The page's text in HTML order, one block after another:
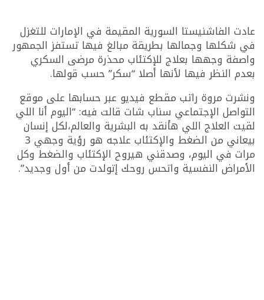
عادت الفاشنيستا السورية المقيمة في الإمارات للتغزل
في شكلها وجمالها بطريقة مبالغ فيها تستفز الجمهور
واصفة وجهها بعلاج للإكتئاب محذرة مرضى السكري
بعدم النظر فيها لأنها أصلا “سكر” حسب قولها.
ونشرت مروة راتب مقطع فيديو عبر حسابها على موقع
التواصل الإجتماعي سناب شات قالت فيه: “اليوم أنا اللي
لقيت العلاج اللي هأنقد به البشرية والعالم،لكل إنسان
بيعاني من الضغط والإكتئاب علاجه هو رؤية وجهي 3
مرات في اليوم، وصدقني هيروح الإكتئاب والضغط وكل
الأمراض النفسية واتحس روحك إتولدت من أول وجديد”.